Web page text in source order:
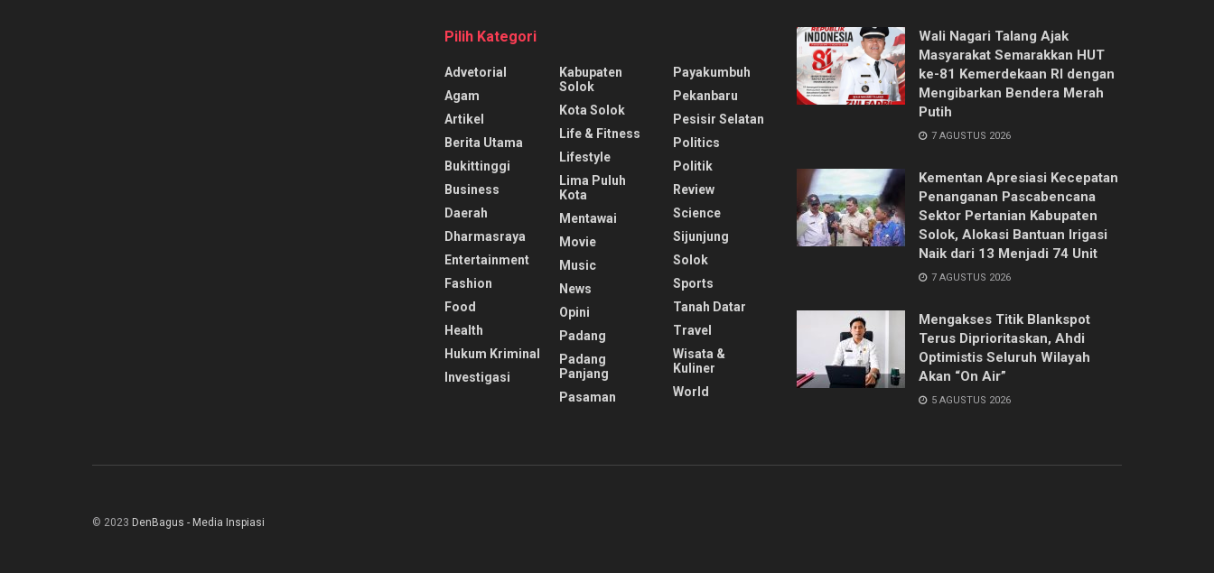
Pilih Kategori
Advetorial
Agam
Artikel
Berita Utama
Bukittinggi
Business
Daerah
Dharmasraya
Entertainment
Fashion
Food
Health
Hukum Kriminal
Investigasi
Kabupaten
Solok
Kota Solok
Life & Fitness
Lifestyle
Lima Puluh
Kota
Mentawai
Movie
Music
News
Opini
Padang
Padang
Panjang
Pasaman
Payakumbuh
Pekanbaru
Pesisir Selatan
Politics
Politik
Review
Science
Sijunjung
Solok
Sports
Tanah Datar
Travel
Wisata &
Kuliner
World
Wali Nagari Talang Ajak
Masyarakat Semarakkan HUT
ke-81 Kemerdekaan RI dengan
Mengibarkan Bendera Merah
Putih
7 AGUSTUS 2026
Kementan Apresiasi Kecepatan
Penanganan Pascabencana
Sektor Pertanian Kabupaten
Solok, Alokasi Bantuan Irigasi
Naik dari 13 Menjadi 74 Unit
7 AGUSTUS 2026
Mengakses Titik Blankspot
Terus Diprioritaskan, Ahdi
Optimistis Seluruh Wilayah
Akan “On Air”
5 AGUSTUS 2026
© 2023 DenBagus - Media Inspiasi